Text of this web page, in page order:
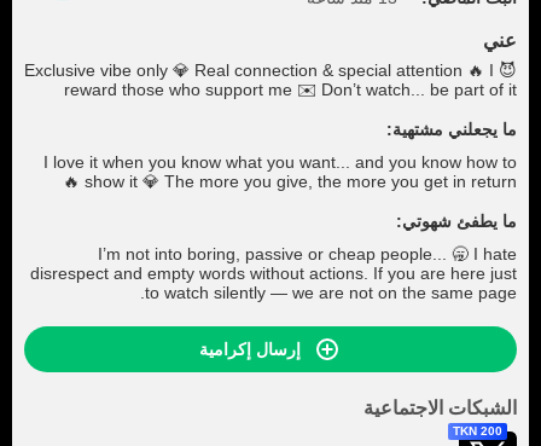
عني
😈 Exclusive vibe only 💎 Real connection & special attention 🔥 I
reward those who support me ✉️ Don’t watch... be part of it
ما يجعلني مشتهية:
I love it when you know what you want... and you know how to
show it 💎 The more you give, the more you get in return 🔥
ما يطفئ شهوتي:
I’m not into boring, passive or cheap people... 🥱 I hate
disrespect and empty words without actions. If you are here just
to watch silently — we are not on the same page.
إرسال إكرامية
الشبكات الاجتماعية
200 TKN